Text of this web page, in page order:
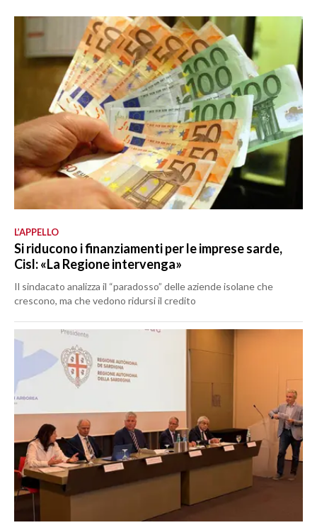
L’APPELLO
Si riducono i finanziamenti per le imprese sarde,
Cisl: «La Regione intervenga»
Il sindacato analizza il “paradosso” delle aziende isolane che
crescono, ma che vedono ridursi il credito